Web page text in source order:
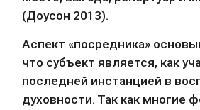
(Доусон 2013).
Аспект «посредника»
что субъект является, как
последней инстанцией в
духовности. Так как многие